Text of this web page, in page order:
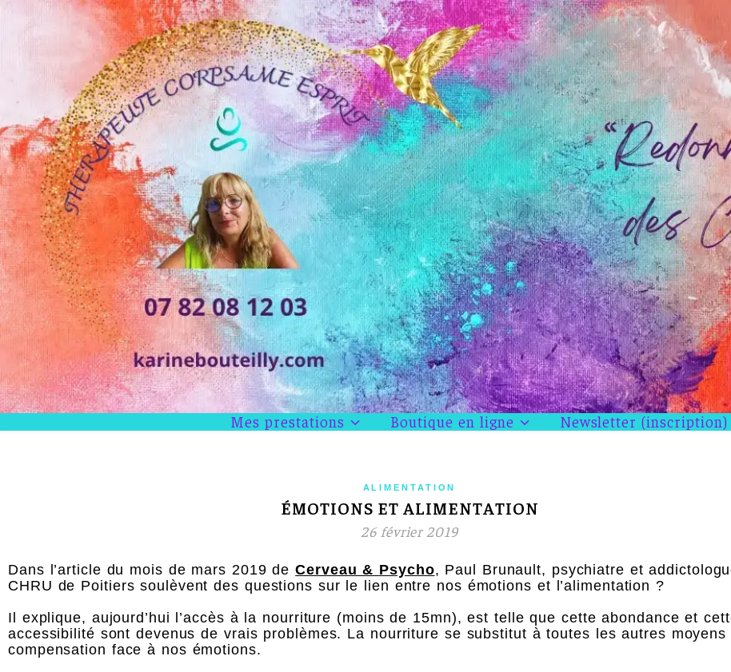
Mes prestations Boutique en ligne Newsletter (inscription)
ALIMENTATION
ÉMOTIONS ET ALIMENTATION
26 février 2019
Dans l’article du mois de mars 2019 deCerveau & Psycho, Paul Brunault, psychiatre et
CHRU de Poitiers soulèvent des questions sur le lien entre nos émotions et l’alimentation ?
Il explique, aujourd’hui l’accès à la nourriture (moins de 15mn), est telle que cette abondance et
accessibilité sont devenus de vrais problèmes. La nourriture se substitut à toutes les autres moyens
compensation face à nos émotions.